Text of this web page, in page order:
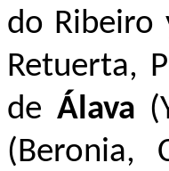
do Ribeiro
Retuerta,
de Álava
(Beronia,